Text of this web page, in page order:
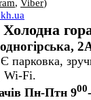
, Viber)
Є парковка,
Wi-Fi.
Пн-Птн 900